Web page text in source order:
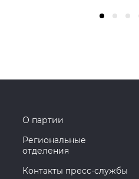
О партии
Региональные
отделения
Контакты пресс-службы